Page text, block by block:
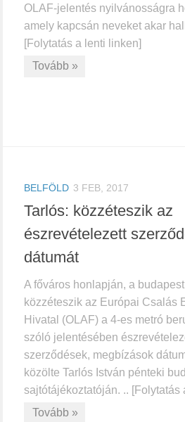
OLAF-jelentés nyilvánosságra
amely kapcsán neveket akar
[Folytatás a lenti linken]
Tovább »
BELFÖLD 3 FEB, 2017
Tarlós: közzéteszik az
észrevételezett
dátumát
A főváros honlapján, a
közzéteszik az Európai Csalás
Hivatal (OLAF) a 4-es metró
szóló jelentésében
szerződések, megbízások
közölte Tarlós István pénteki
sajtótájékoztatóján. .. [Folytatás
Tovább »